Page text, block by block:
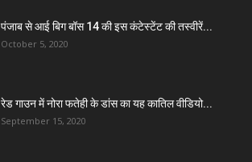
पंजाब से आई बिग बॉस 14 की इस कंटेस्टेंट की तस्वीरें...
October 5, 2020
रेड गाउन में नोरा फतेही के डांस का यह कातिल वीडियो...
September 15, 2020